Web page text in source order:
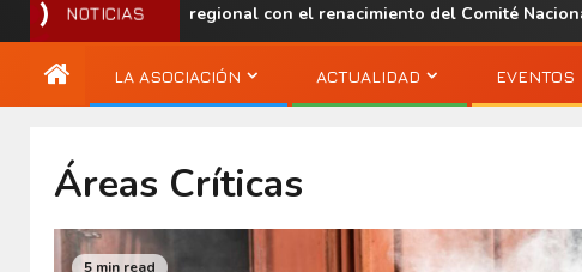
NOTICIAS
su presencia regional con el renacimiento del Comité Nacional
LA ASOCIACIÓN ACTUALIDAD EVENTOS
Áreas Críticas
5 min read